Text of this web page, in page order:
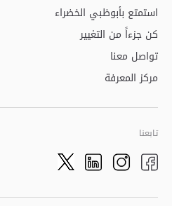
استمتع بأبوظبي الخضراء
كن جزءاً من التغيير
تواصل معنا
مركز المعرفة
تابعنا
Facebook
Instagram
LinkedIn
Twitter